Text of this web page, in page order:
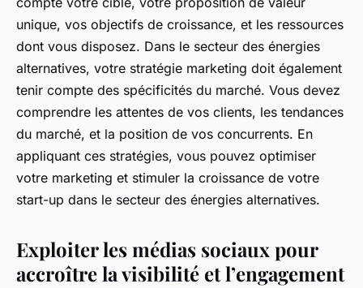
unique, vos objectifs de croissance, et les ressources
dont vous disposez. Dans le secteur des énergies
alternatives, votre stratégie marketing doit également
tenir compte des spécificités du marché. Vous devez
comprendre les attentes de vos clients, les tendances
du marché, et la position de vos concurrents. En
appliquant ces stratégies, vous pouvez optimiser
votre marketing et stimuler la croissance de votre
start-up dans le secteur des énergies alternatives.
Exploiter les médias sociaux pour
accroître la visibilité et l’engagement